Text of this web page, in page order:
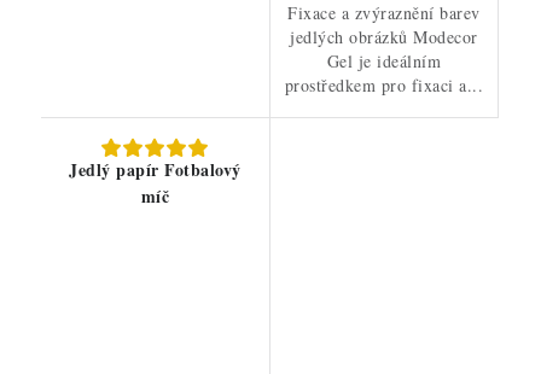
Fixace a zvýraznění barev
jedlých obrázků Modecor
Gel je ideálním
prostředkem pro fixaci a...
Jedlý papír Fotbalový
míč